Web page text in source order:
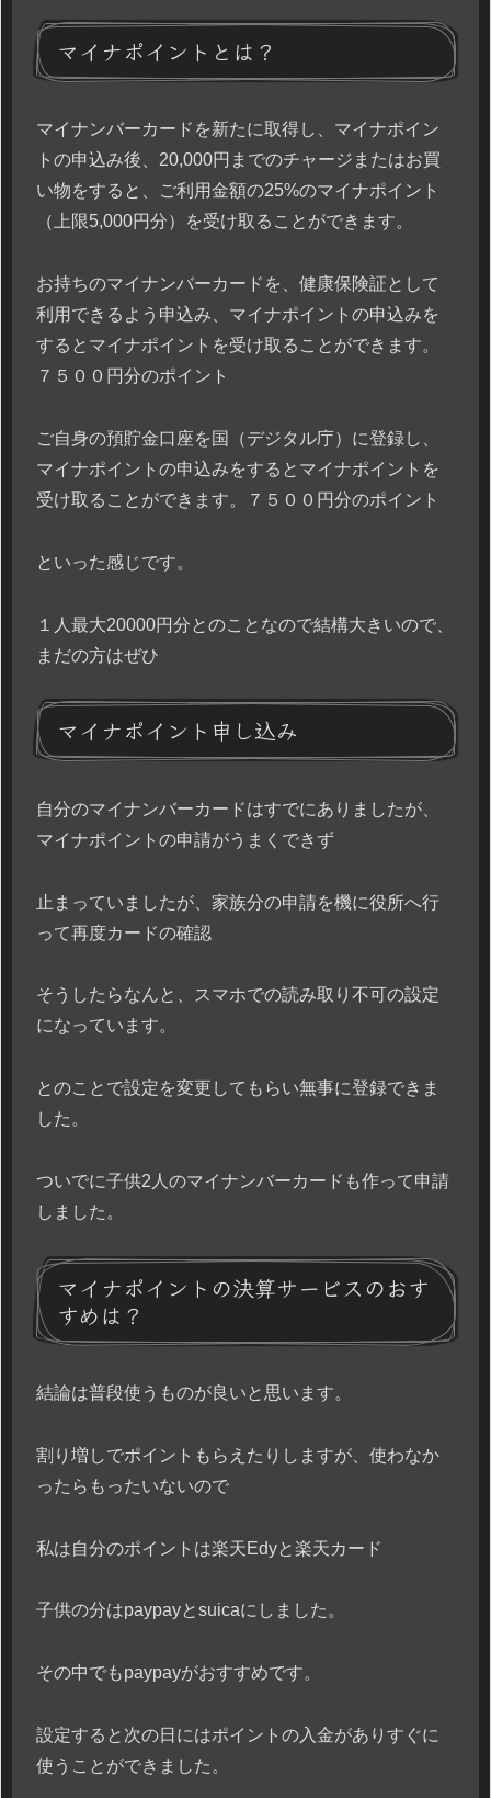
マイナポイントとは？
マイナンバーカードを新たに取得し、マイナポイン
トの申込み後、20,000円までのチャージまたはお買
い物をすると、ご利用金額の25%のマイナポイント
（上限5,000円分）を受け取ることができます。
お持ちのマイナンバーカードを、健康保険証として
利用できるよう申込み、マイナポイントの申込みを
するとマイナポイントを受け取ることができます。
７５００円分のポイント
ご自身の預貯金口座を国（デジタル庁）に登録し、
マイナポイントの申込みをするとマイナポイントを
受け取ることができます。７５００円分のポイント
といった感じです。
１人最大20000円分とのことなので結構大きいので、
まだの方はぜひ
マイナポイント申し込み
自分のマイナンバーカードはすでにありましたが、
マイナポイントの申請がうまくできず
止まっていましたが、家族分の申請を機に役所へ行
って再度カードの確認
そうしたらなんと、スマホでの読み取り不可の設定
になっています。
とのことで設定を変更してもらい無事に登録できま
した。
ついでに子供2人のマイナンバーカードも作って申請
しました。
マイナポイントの決算サービスのおす
すめは？
結論は普段使うものが良いと思います。
割り増しでポイントもらえたりしますが、使わなか
ったらもったいないので
私は自分のポイントは楽天Edyと楽天カード
子供の分はpaypayとsuicaにしました。
その中でもpaypayがおすすめです。
設定すると次の日にはポイントの入金がありすぐに
使うことができました。